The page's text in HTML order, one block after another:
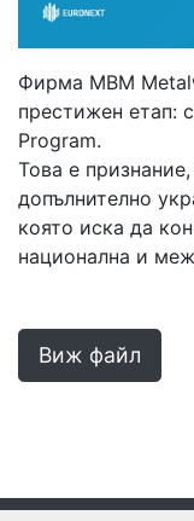
Фирма MBM
престижен етап:
Program.
Това е
допълнително
която иска да
национална и
Виж файл